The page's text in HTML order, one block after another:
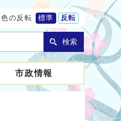
色の反転 標準 反転
検索
市政情報